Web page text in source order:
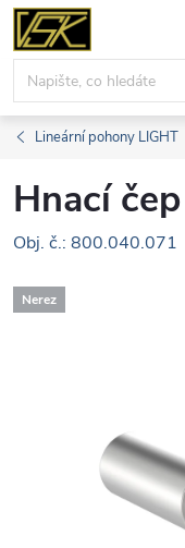
Přejít
obsah
Lineární pohony LIGHT
Hnací
Obj. č.: 800.040.071
Nerez